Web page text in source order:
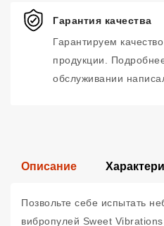
Гарантия качества
Гарантируем
продукции.
обслуживании
Описание
Позвольте себе испытать
вибропулей Sweet